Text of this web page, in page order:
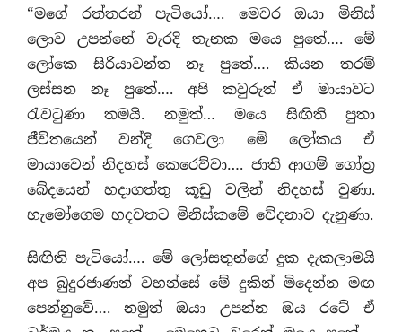
“මගේ රත්තරන් පැටියෝ…. මෙවර ඔයා මිනිස්
ලොව උපන්නේ වැරදි තැනක මයෙ පුතේ…. මේ
ලෝකෙ සිරියාවන්ත නෑ පුතේ…. කියන තරම්
ලස්සන නෑ පුතේ…. අපි කවුරුත් ඒ මායාවට
රැවටුණා තමයි. නමුත්… මයෙ සිඟිති පුතා
ජීවිතයෙන් වන්දි ගෙවලා මේ ලෝකය ඒ
මායාවෙන් නිදහස් කෙරෙව්වා…. ජාති ආගම් ගෝත‍්‍ර
බේදයෙන් හදාගත්තු කූඩු වලින් නිදහස් වුණා.
හැමෝගෙම හදවතට මිනිස්කමේ වේදනාව දැනුණා.
සිඟිති පැටියෝ…. මේ ලෝසතුන්ගේ දුක දැකලාමයි
අප බුදුරජාණන් වහන්සේ මේ දුකින් මිදෙන්න මඟ
පෙන්නුවේ…. නමුත් ඔයා උපන්න ඔය රටේ ඒ